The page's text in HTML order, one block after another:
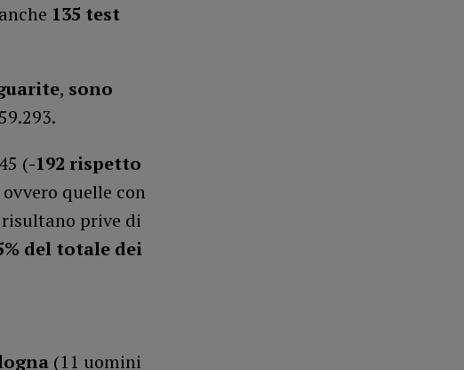
135 test
, sono
(-192 rispetto
ovvero quelle con
prive di
del totale dei
(11 uomini